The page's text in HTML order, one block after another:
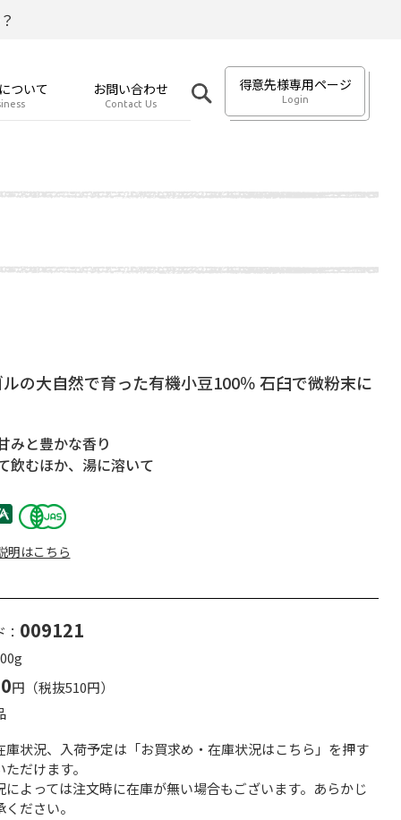
ついて お問い合わせ
Contact Us
得意先様専用ページ
Login
の大自然で育った有機小豆100％ 石臼で微粉末に
みと豊かな香り
飲むほか、湯に溶いて
明はこちら
009121
円（税抜510円）
状況、入荷予定は「お買求め・在庫状況はこちら」を押す
ただけます。
よっては注文時に在庫が無い場合もございます。あらかじ
ださい。